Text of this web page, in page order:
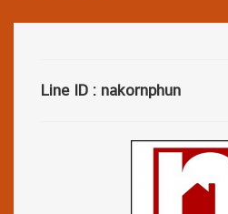
Line ID : nakornphun